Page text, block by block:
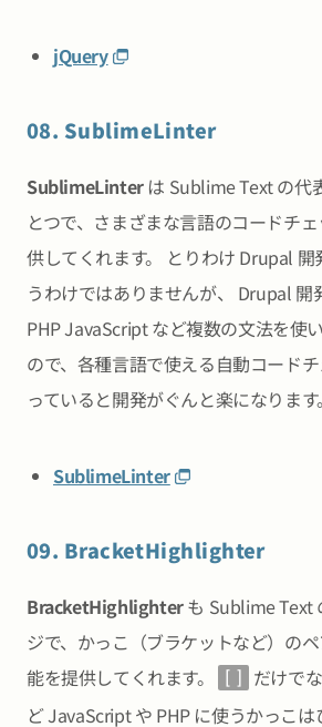
jQuery
08. SublimeLinter
SublimeLinterは Sublime Text の代
とつで、さまざまな言語のコードチ
供してくれます。 とりわけ Drupal 開
うわけではありませんが、 Drupal 開
PHP JavaScript など複数の文法を使
ので、各種言語で使える自動コード
っていると開発がぐんと楽になります。
SublimeLinter
09. BracketHighlighter
BracketHighlighterも Sublime Text
ジで、かっこ（ブラケットなど）の
能を提供してくれます。
だけで
ど JavaScript や PHP に使うかっこ